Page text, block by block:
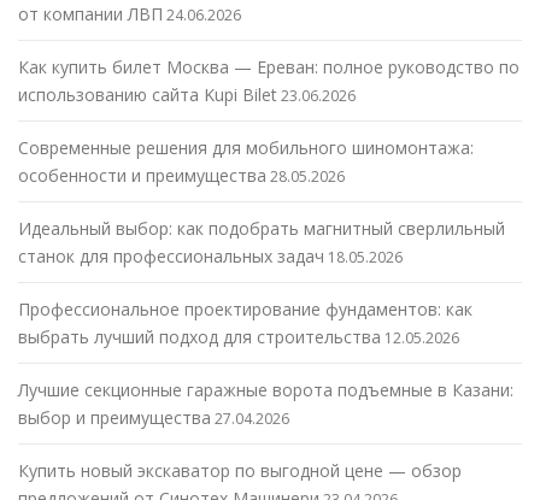
от компании ЛВП 24.06.2026
Как купить билет Москва — Ереван: полное руководство по
использованию сайта Kupi Bilet23.06.2026
Современные решения для мобильного шиномонтажа:
особенности и преимущества 28.05.2026
Идеальный выбор: как подобрать магнитный сверлильный
станок для профессиональных задач 18.05.2026
Профессиональное проектирование фундаментов: как
выбрать лучший подход для строительства 12.05.2026
Лучшие секционные гаражные ворота подъемные в Казани:
выбор и преимущества 27.04.2026
Купить новый экскаватор по выгодной цене — обзор